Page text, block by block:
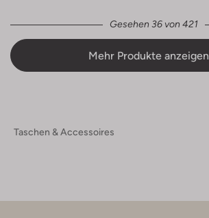
Gesehen 36 von 421
Mehr Produkte anzeigen
Taschen & Accessoires